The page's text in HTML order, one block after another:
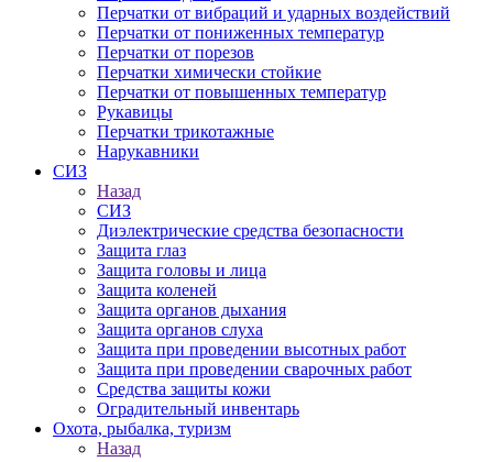
Перчатки от вибраций и ударных воздействий
Перчатки от пониженных температур
Перчатки от порезов
Перчатки химически стойкие
Перчатки от повышенных температур
Рукавицы
Перчатки трикотажные
Нарукавники
СИЗ
Назад
СИЗ
Диэлектрические средства безопасности
Защита глаз
Защита головы и лица
Защита коленей
Защита органов дыхания
Защита органов слуха
Защита при проведении высотных работ
Защита при проведении сварочных работ
Средства защиты кожи
Оградительный инвентарь
Охота, рыбалка, туризм
Назад